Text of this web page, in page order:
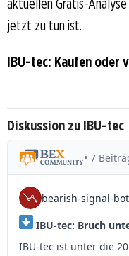
aktuellen Gratis-
jetzt zu tun ist.
IBU-tec: Kaufen oder
Diskussion zu IBU-tec